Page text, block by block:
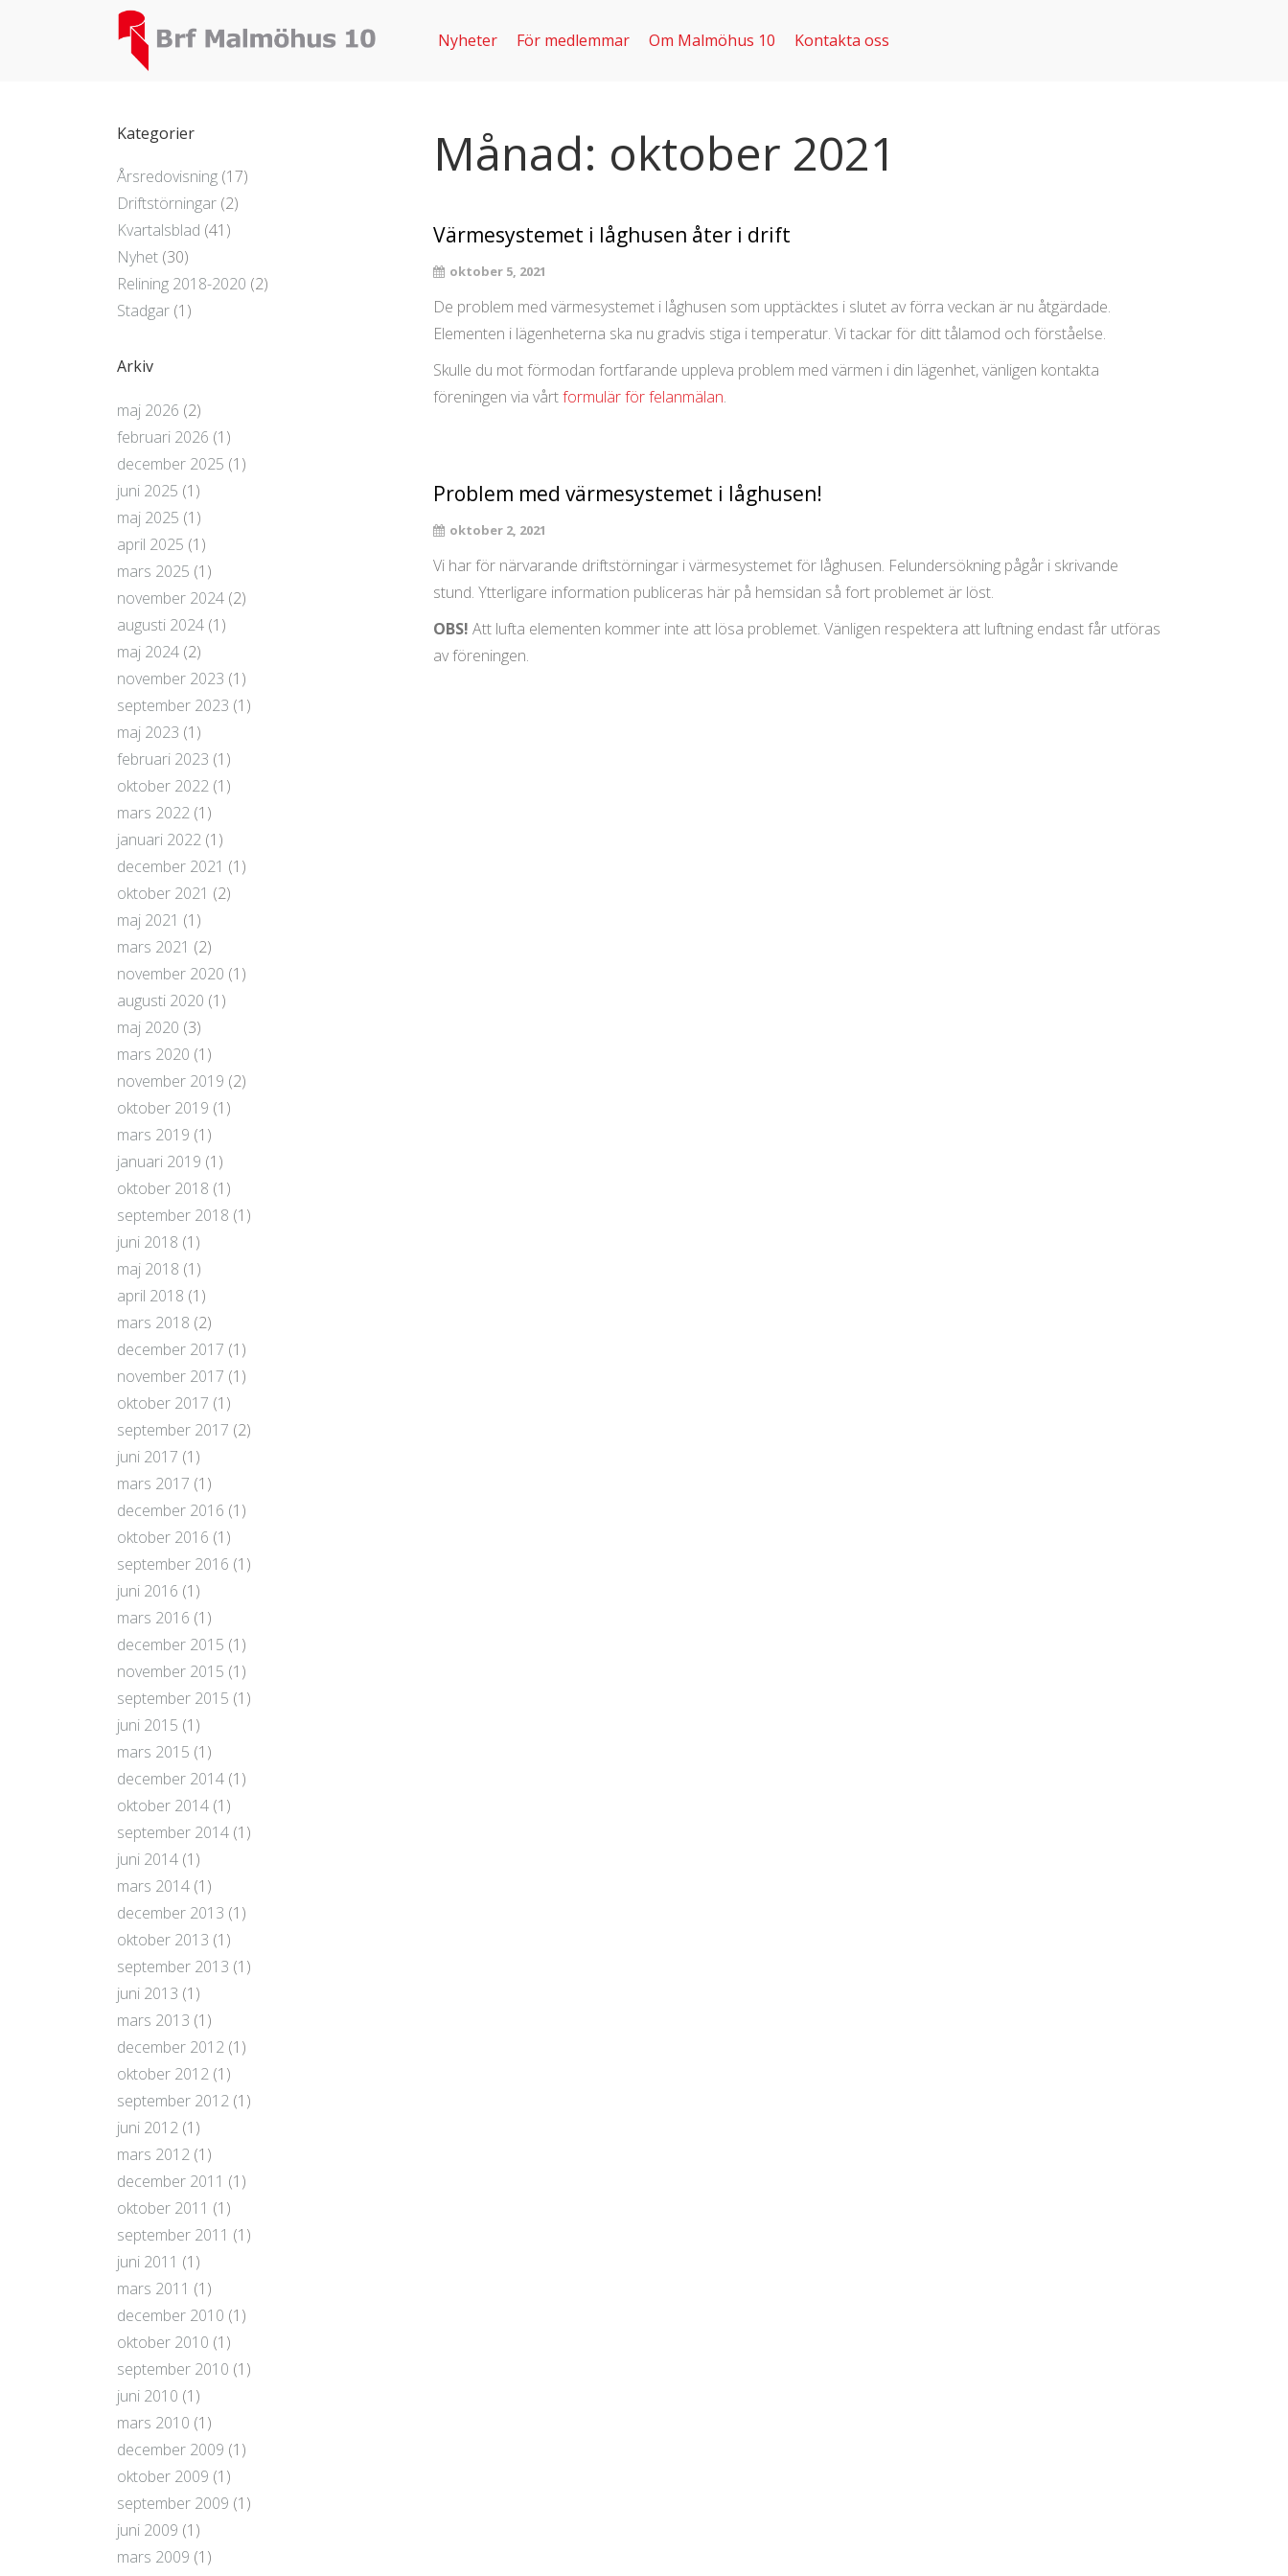
Nyheter För medlemmar Om Malmöhus 10 Kontakta oss
Kategorier
Årsredovisning (17)
Driftstörningar (2)
Kvartalsblad (41)
Nyhet (30)
Relining 2018-2020 (2)
Stadgar (1)
Arkiv
maj 2026 (2)
februari 2026 (1)
december 2025 (1)
juni 2025 (1)
maj 2025 (1)
april 2025 (1)
mars 2025 (1)
november 2024 (2)
augusti 2024 (1)
maj 2024 (2)
november 2023 (1)
september 2023 (1)
maj 2023 (1)
februari 2023 (1)
oktober 2022 (1)
mars 2022 (1)
januari 2022 (1)
december 2021 (1)
oktober 2021 (2)
maj 2021 (1)
mars 2021 (2)
november 2020 (1)
augusti 2020 (1)
maj 2020 (3)
mars 2020 (1)
november 2019 (2)
oktober 2019 (1)
mars 2019 (1)
januari 2019 (1)
oktober 2018 (1)
september 2018 (1)
juni 2018 (1)
maj 2018 (1)
april 2018 (1)
mars 2018 (2)
december 2017 (1)
november 2017 (1)
oktober 2017 (1)
september 2017 (2)
juni 2017 (1)
mars 2017 (1)
december 2016 (1)
oktober 2016 (1)
september 2016 (1)
juni 2016 (1)
mars 2016 (1)
december 2015 (1)
november 2015 (1)
september 2015 (1)
juni 2015 (1)
mars 2015 (1)
december 2014 (1)
oktober 2014 (1)
september 2014 (1)
juni 2014 (1)
mars 2014 (1)
december 2013 (1)
oktober 2013 (1)
september 2013 (1)
juni 2013 (1)
mars 2013 (1)
december 2012 (1)
oktober 2012 (1)
september 2012 (1)
juni 2012 (1)
mars 2012 (1)
december 2011 (1)
oktober 2011 (1)
september 2011 (1)
juni 2011 (1)
mars 2011 (1)
december 2010 (1)
oktober 2010 (1)
september 2010 (1)
juni 2010 (1)
mars 2010 (1)
december 2009 (1)
oktober 2009 (1)
september 2009 (1)
juni 2009 (1)
mars 2009 (1)
Månad: oktober 2021
Värmesystemet i låghusen åter i drift
oktober 5, 2021
De problem med värmesystemet i låghusen som upptäcktes i slutet av förra veckan är nu åtgärdade.
Elementen i lägenheterna ska nu gradvis stiga i temperatur. Vi tackar för ditt tålamod och förståelse.
Skulle du mot förmodan fortfarande uppleva problem med värmen i din lägenhet, vänligen kontakta
föreningen via vårtformulär för felanmälan.
Problem med värmesystemet i låghusen!
oktober 2, 2021
Vi har för närvarande driftstörningar i värmesystemet för låghusen. Felundersökning pågår i skrivande
stund. Ytterligare information publiceras här på hemsidan så fort problemet är löst.
OBS! Att lufta elementen kommer inte att lösa problemet. Vänligen respektera att luftning endast får utföras
av föreningen.